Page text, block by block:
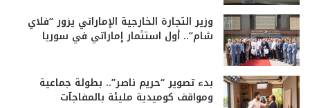
وزير التجارة الخارجية الإماراتي يزور “فلاي
شام”.. أول استثمار إماراتي في سوريا
بدء تصوير “حريم ناصر”.. بطولة جماعية
ومواقف كوميدية مليئة بالمفاجآت